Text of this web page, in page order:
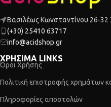
Βασιλέως Κωνσταντίνου 26-32
(+30) 25410 63717
info@acidshop.gr
ΧΡΗΣΙΜΑ LINKS
Όροι Χρήσης
Πολιτική επιστροφής χρημάτων
Πληροφορίες αποστολών